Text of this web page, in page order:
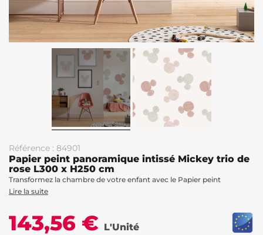
Référence : 84901
Papier peint panoramique intissé Mickey trio de
rose L300 x H250 cm
Transformez la chambre de votre enfant avec le Papier peint
Lire la suite
143,56 € L'Unité